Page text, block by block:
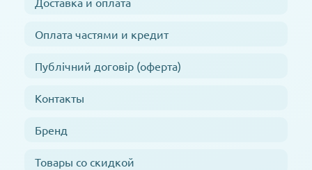
Оплата частями и кредит
Публічний договір (оферта)
Контакты
Бренд
Товары со скидкой